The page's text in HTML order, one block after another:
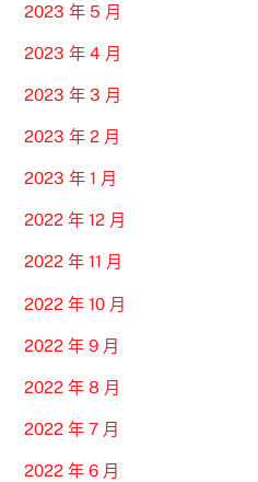
2023 年 5 月
2023 年 4 月
2023 年 3 月
2023 年 2 月
2023 年 1 月
2022 年 12 月
2022 年 11 月
2022 年 10 月
2022 年 9 月
2022 年 8 月
2022 年 7 月
2022 年 6 月